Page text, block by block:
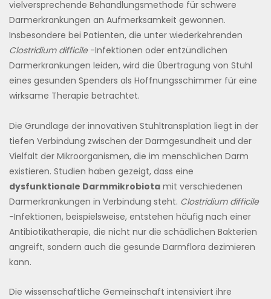
vielversprechende Behandlungsmethode für schwere
Darmerkrankungen an Aufmerksamkeit gewonnen.
Insbesondere bei Patienten, die unter wiederkehrenden
Clostridium difficile -Infektionen oder entzündlichen
Darmerkrankungen leiden, wird die Übertragung von Stuhl
eines gesunden Spenders als Hoffnungsschimmer für eine
wirksame Therapie betrachtet.
Die Grundlage der innovativen Stuhltransplation liegt in der
tiefen Verbindung zwischen der Darmgesundheit und der
Vielfalt der Mikroorganismen, die im menschlichen Darm
existieren. Studien haben gezeigt, dass eine
dysfunktionale Darmmikrobiota mit verschiedenen
Darmerkrankungen in Verbindung steht. Clostridium difficile
-Infektionen, beispielsweise, entstehen häufig nach einer
Antibiotikatherapie, die nicht nur die schädlichen Bakterien
angreift, sondern auch die gesunde Darmflora dezimieren
kann.
Die wissenschaftliche Gemeinschaft intensiviert ihre